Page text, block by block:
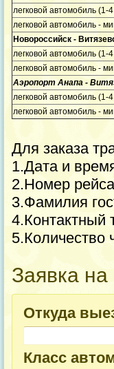
легковой автомобиль (1-
легковой автомобиль -
Новороссийск -
легковой автомобиль (1-
легковой автомобиль -
Аэропорт Анапа -
легковой автомобиль (1-
легковой автомобиль -
Для заказа
1.Дата и
2.Номер
3.Фамилия
4.Контактный
5.Количество
Заявка
Откуда
Класс